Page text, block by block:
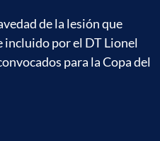
de la lesión que
incluido por el DT Lionel
para la Copa del